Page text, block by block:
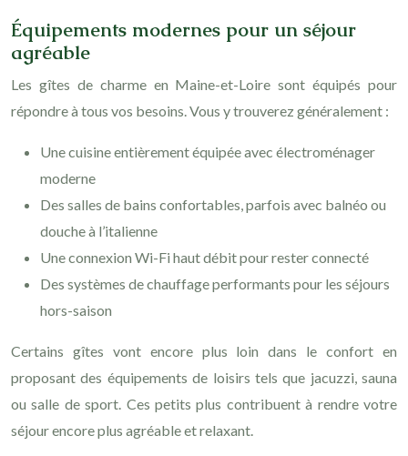
Équipements modernes pour un séjour
agréable
Les gîtes de charme en Maine-et-Loire sont équipés pour
répondre à tous vos besoins. Vous y trouverez généralement :
Une cuisine entièrement équipée avec électroménager
moderne
Des salles de bains confortables, parfois avec balnéo ou
douche à l’italienne
Une connexion Wi-Fi haut débit pour rester connecté
Des systèmes de chauffage performants pour les séjours
hors-saison
Certains gîtes vont encore plus loin dans le confort en
proposant des équipements de loisirs tels que jacuzzi, sauna
ou salle de sport. Ces petits plus contribuent à rendre votre
séjour encore plus agréable et relaxant.